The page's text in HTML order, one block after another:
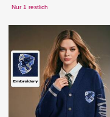
Nur 1 restlich